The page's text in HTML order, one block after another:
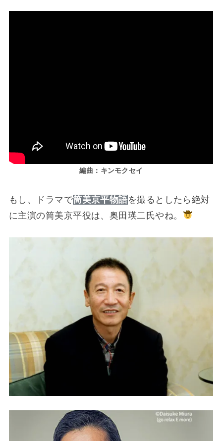
編曲：キンモクセイ
もし、ドラマで筒美京平物語を撮るとしたら絶対
に主演の筒美京平役は、奥田瑛二氏やね。